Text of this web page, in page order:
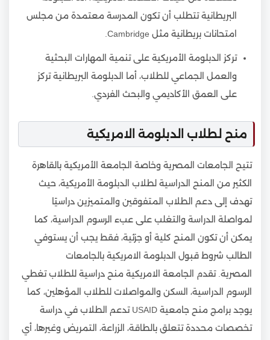
البريطانية تتطلب أن تكون المدرسة معتمدة من مجلس
امتحانات بريطانية مثل Cambridge.
تركز الدبلومة الأمريكية على تنمية المهارات البحثية
والعمل الجماعي للطلاب، أما الدبلومة البريطانية تركز
على العمق الأكاديمي والبحث الفردي.
منح لطلاب الدبلومة الامريكية
تتيح الجامعات المصرية وخاصة الجامعة الأمريكية بالقاهرة
الكثير من المنح الدراسية لطلاب الدبلومة الأمريكية، حيث
تهدف إلى دعم الطلاب المتفوقين والمتميزين دراسيًا
لمواصلة الدراسة والتغلب على عبء الرسوم الدراسية، كما
يمكن أن تكون المنح كلية أو جزئية، فقط يجب أن يستوفي
الطالب شروط قبول الدبلومة الامريكية بالجامعات
المصرية. تقدم الجامعة الامريكية منح دراسية للطلاب تغطي
الرسوم الدراسية، السكن والمواصلات للطلاب المؤهلين، كما
يوجد برامج منح جامعية USAID تدعم الطلاب في دراسة
تخصصات محددة تتعلق بالطاقة، الزراعة، التمريض وغيرها، أي